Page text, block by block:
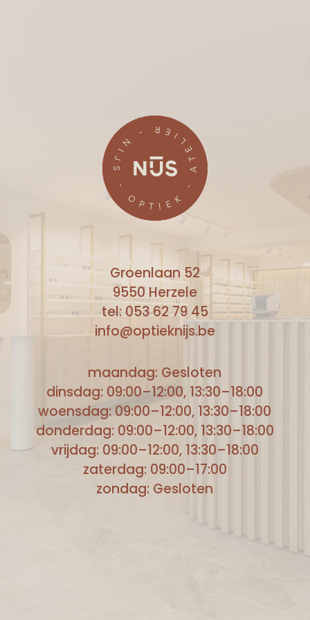
maandag: Gesloten
dinsdag: 09:00–12:00, 13:30–18:00
woensdag: 09:00–12:00, 13:30–18:00
donderdag: 09:00–12:00, 13:30–18:00
vrijdag: 09:00–12:00, 13:30–18:00
zaterdag: 09:00–17:00
zondag: Gesloten
Groenlaan 52
9550 Herzele
tel: 053 62 79 45
info@optieknijs.be